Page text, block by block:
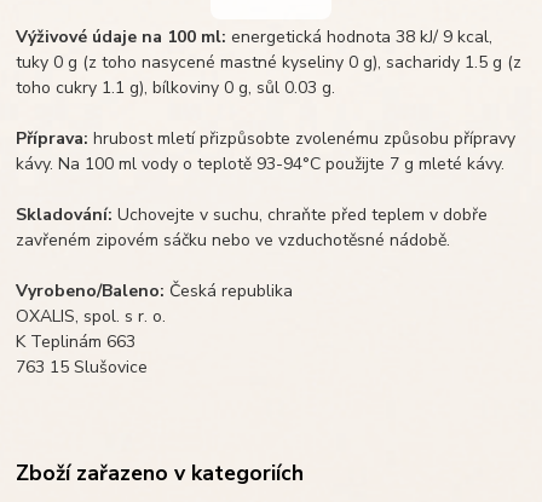
Výživové údaje na 100 ml: energetická hodnota 38 kJ/ 9 kcal,
tuky 0 g (z toho nasycené mastné kyseliny 0 g), sacharidy 1.5 g (z
toho cukry 1.1 g), bílkoviny 0 g, sůl 0.03 g.
Příprava: hrubost mletí přizpůsobte zvolenému způsobu přípravy
kávy. Na 100 ml vody o teplotě 93-94°C použijte 7 g mleté kávy.
Skladování: Uchovejte v suchu, chraňte před teplem v dobře
zavřeném zipovém sáčku nebo ve vzduchotěsné nádobě.
Vyrobeno/Baleno: Česká republika
OXALIS, spol. s r. o.
K Teplinám 663
763 15 Slušovice
Zboží zařazeno v kategoriích